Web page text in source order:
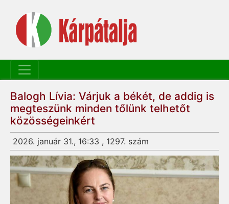
Balogh Lívia: Várjuk a békét, de addig is
megteszünk minden tőlünk telhetőt
közösségeinkért
2026. január 31., 16:33 , 1297. szám